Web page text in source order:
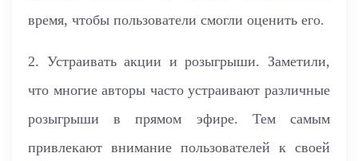
время, чтобы пользователи смогли оценить его.
2. Устраивать акции и розыгрыши. Заметили,
что многие авторы часто устраивают различные
розыгрыши в прямом эфире. Тем самым
привлекают внимание пользователей к своей